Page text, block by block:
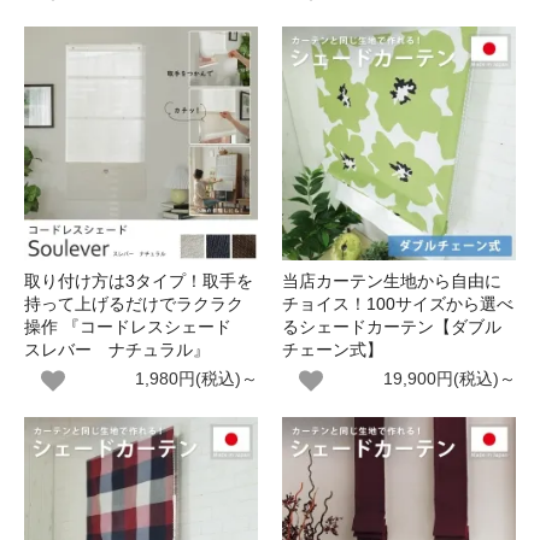
取り付け方は3タイプ！取手を
持って上げるだけでラクラク
操作 『コードレスシェード
スレバー ナチュラル』
1,980円(税込)～
当店カーテン生地から自由に
チョイス！100サイズから選べ
るシェードカーテン【ダブル
チェーン式】
19,900円(税込)～